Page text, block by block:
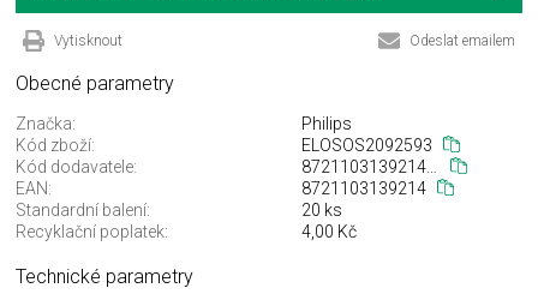
Vytisknout Odeslat emailem
Obecné parametry
Značka:
Philips
Kód zboží:
ELOSOS2092593
Kód dodavatele:
872110313921400
EAN:
8721103139214
Standardní balení:
20 ks
Recyklační poplatek:
4,00 Kč
Technické parametry